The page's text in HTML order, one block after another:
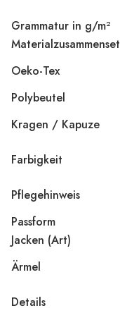
Grammatur in g/m²
Oeko-Tex
Polybeutel
Kragen / Kapuze
Farbigkeit
Pflegehinweis
Passform
Jacken (Art)
Ärmel
Details